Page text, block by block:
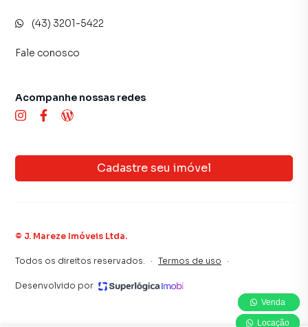
(43) 3201-5422
Fale conosco
Cadastre seu imóvel
Acompanhe nossas redes
© J. Mareze Imóveis Ltda.
Todos os direitos reservados. · Termos de uso ·
Desenvolvido por
Venda
Locação
Venda
Locação
Venda
Locação